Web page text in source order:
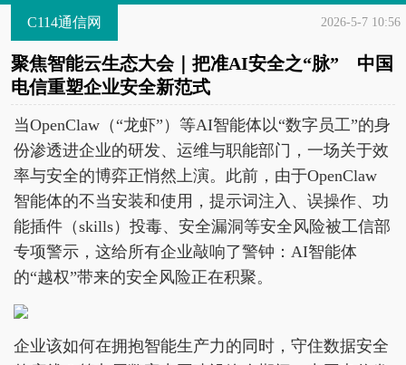
C114通信网 2026-5-7 10:56
聚焦智能云生态大会｜把准AI安全之“脉” 中国
电信重塑企业安全新范式
当OpenClaw（“龙虾”）等AI智能体以“数字员工”的身
份渗透进企业的研发、运维与职能部门，一场关于效
率与安全的博弈正悄然上演。此前，由于OpenClaw
智能体的不当安装和使用，提示词注入、误操作、功
能插件（skills）投毒、安全漏洞等安全风险被工信部
专项警示，这给所有企业敲响了警钟：AI智能体
的“越权”带来的安全风险正在积聚。
企业该如何在拥抱智能生产力的同时，守住数据安全